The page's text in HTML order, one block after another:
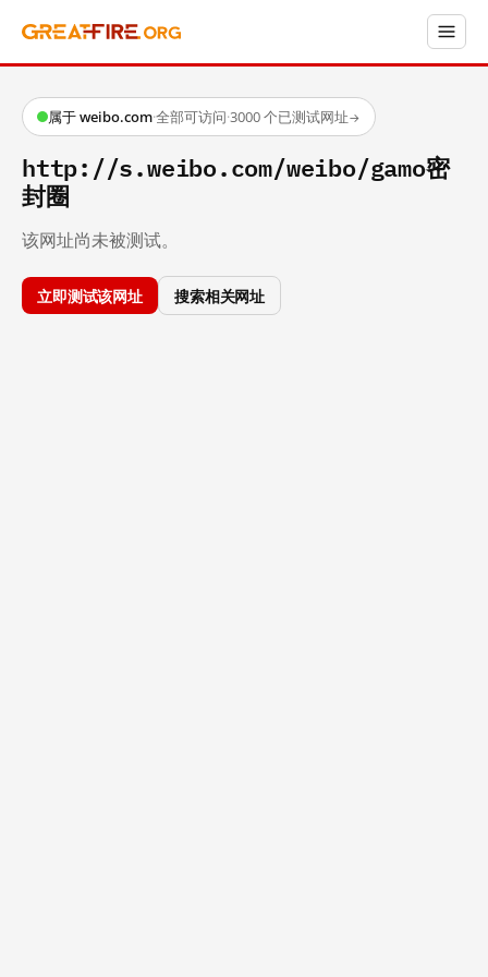
属于 weibo.com·全部可访问·3000 个已测试网址→
http://s.weibo.com/weibo/gamo密
封圈
该网址尚未被测试。
立即测试该网址 搜索相关网址